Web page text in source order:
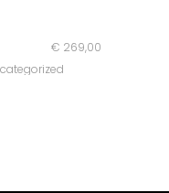
€ 269,00